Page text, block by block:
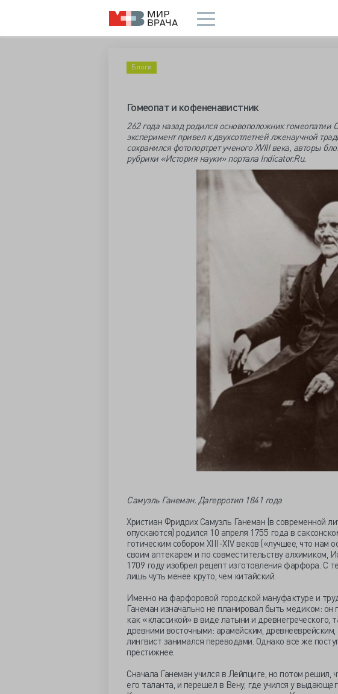
Блоги
Гомеопат и кофененавистник
262 года назад родился основоположник
эксперимент привел к двухсотлетней лженаучной
сохранился фотопортрет ученого XVIII века, авторы
рубрики «История науки» портала Indicator.Ru.
Самуэль Ганеман. Дагерротип 1841 года
Христиан Фридрих Самуэль Ганеман (в современной
опускаются) родился 10 апреля 1755 года в
готическим собором XIII-XIV веков («лучшее, что нам
своим аптекарем и по совместительству алхимиком,
1709 году изобрел рецепт изготовления фарфора. С
лишь чуть менее круто, чем китайский.
Именно на фарфоровой городской мануфактуре и
Ганеман изначально не планировал быть медиком:
как «классикой» в виде латыни и
древними восточными: арамейским,
лингвист занимался переводами. Однако все же
престижнее.
Сначала Ганеман учился в Лейпциге, но потом
его таланта, и перешел в Вену, где учился у